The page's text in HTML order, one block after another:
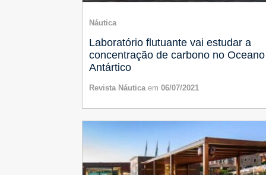
Náutica
Laboratório flutuante vai estudar a
concentração de carbono no Oceano
Antártico
Revista Náuticaem 06/07/2021